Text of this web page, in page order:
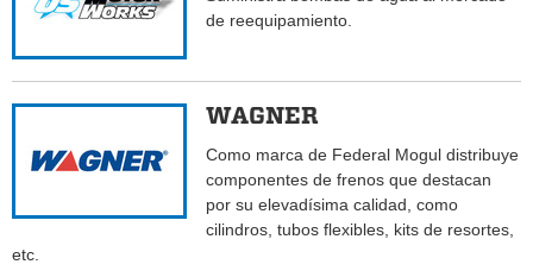
de reequipamiento.
WAGNER
Como marca de Federal Mogul distribuye
componentes de frenos que destacan
por su elevadísima calidad, como
cilindros, tubos flexibles, kits de resortes,
etc.